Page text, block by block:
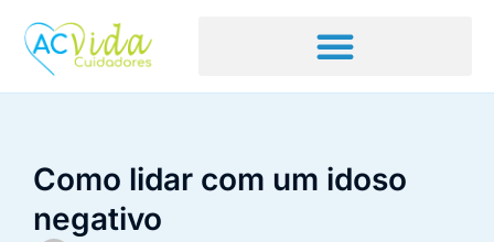
Como lidar com um idoso
negativo